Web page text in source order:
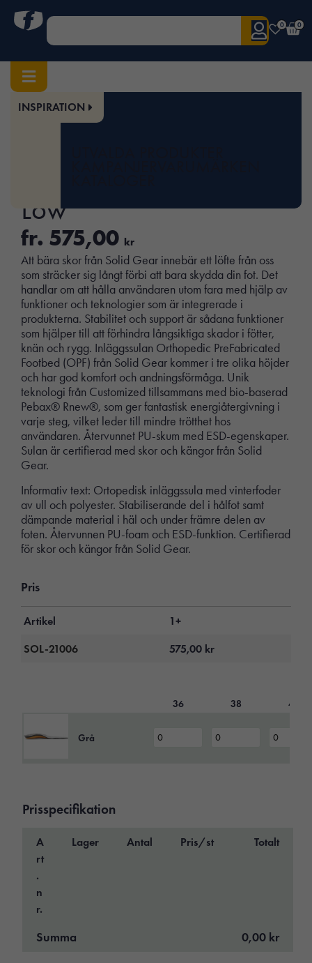
0 0
INSPIRATION
Hem/Arbetsskor/ Tillbehör skor
Low
fr. 575,00 kr
Att bära skor från Solid Gear innebär ett löfte från oss
som sträcker sig långt förbi att bara skydda din fot. Det
handlar om att hålla användaren utom fara med hjälp av
funktioner och teknologier som är integrerade i
produkterna. Stabilitet och support är sådana funktioner
som hjälper till att förhindra långsiktiga skador i fötter,
knän och rygg. Inläggssulan Orthopedic PreFabricated
Footbed (OPF) från Solid Gear kommer i tre olika höjder
och har god komfort och andningsförmåga. Unik
teknologi från Customized tillsammans med bio-baserad
Pebax® Rnew®, som ger fantastisk energiåtergivning i
varje steg, vilket leder till mindre trötthet hos
användaren. Återvunnet PU-skum med ESD-egenskaper.
Sulan är certifierad med skor och kängor från Solid
Gear.
Informativ text: Ortopedisk inläggssula med vinterfoder
av ull och polyester. Stabiliserande del i hålfot samt
dämpande material i häl och under främre delen av
foten. Återvunnen PU-foam och ESD-funktion. Certifierad
för skor och kängor från Solid Gear.
Pris
Artikel
1+
SOL-21006
575,00 kr
36 38 40
Grå
Prisspecifikation
A
rt
.
n
r.
Lager Antal Pris/st Totalt
Summa 0,00 kr